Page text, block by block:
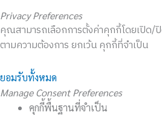
Privacy Preferences
คุณสามารถเลือกการตั้งค่าคุกกี้โดยเปิด/
ตามความต้องการ ยกเว้น คุกกี้ที่จำเป็น
ยอมรับทั้งหมด
Manage Consent Preferences
คุกกี้พื้นฐานที่จำเป็น